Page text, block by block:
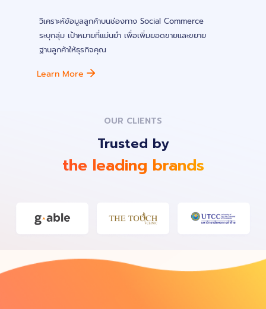
วิเคราะห์ข้อมูลลูกค้าบนช่องทาง Social Commerce
ระบุกลุ่ม เป้าหมายที่แม่นยำ เพื่อเพิ่มยอดขายและขยาย
ฐานลูกค้าให้ธุรกิจคุณ
Learn More
the leading brands
OUR CLIENTS
Trusted by